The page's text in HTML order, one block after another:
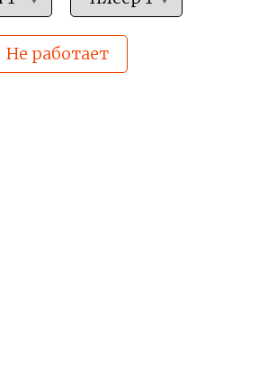
Не работает